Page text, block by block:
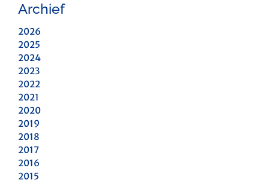
Archief
2026
2025
2024
2023
2022
2021
2020
2019
2018
2017
2016
2015